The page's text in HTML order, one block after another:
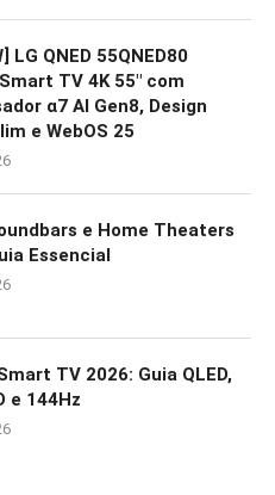
LG QNED 55QNED80
TV 4K 55″ com
α7 AI Gen8, Design
e WebOS 25
e Home Theaters
Essencial
TV 2026: Guia QLED,
e 144Hz